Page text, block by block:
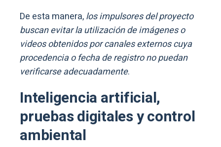
De esta manera,los impulsores del proyecto
buscan evitar la utilización de imágenes o
videos obtenidos por canales externos cuya
procedencia o fecha de registro no puedan
verificarse adecuadamente.
Inteligencia artificial,
pruebas digitales y control
ambiental